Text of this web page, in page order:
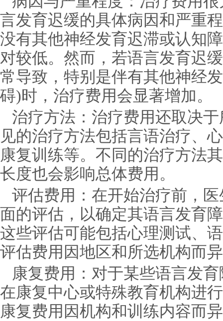
言发育迟缓的具体病因和严重
没有其他神经发育迟滞或认知
对较低。然而，若语言发育迟
常导致，特别是伴有其他神经
碍)时，治疗费用会显著增加。
治疗方法：治疗费用还取决
见的治疗方法包括言语治疗、
康复训练等。不同的治疗方法
长度也会影响总体费用。
评估费用：在开始治疗前，
面的评估，以确定其语言发育
这些评估可能包括心理测试、
评估费用因地区和所选机构而
康复费用：对于某些语言发
在康复中心或特殊教育机构进
康复费用因机构和训练内容而